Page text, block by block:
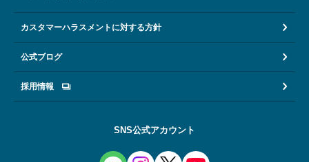
カスタマーハラスメントに対する方針
公式ブログ
採用情報
SNS公式アカウント